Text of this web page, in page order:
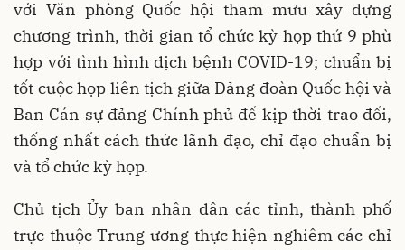
với Văn phòng Quốc hội tham mưu xây dựng
chương trình, thời gian tổ chức kỳ họp thứ 9 phù
hợp với tình hình dịch bệnh COVID-19; chuẩn bị
tốt cuộc họp liên tịch giữa Đảng đoàn Quốc hội và
Ban Cán sự đảng Chính phủ để kịp thời trao đổi,
thống nhất cách thức lãnh đạo, chỉ đạo chuẩn bị
và tổ chức kỳ họp.
Chủ tịch Ủy ban nhân dân các tỉnh, thành phố
trực thuộc Trung ương thực hiện nghiêm các chỉ